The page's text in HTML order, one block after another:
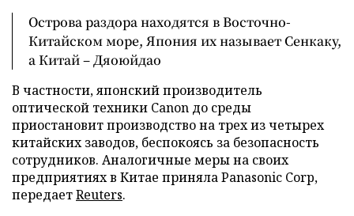
Острова раздора находятся в Восточно-
Китайском море, Япония их называет Сенкаку,
а Китай – Дяоюйдао
В частности, японский производитель
оптической техники Canon до среды
приостановит производство на трех из четырех
китайских заводов, беспокоясь за безопасность
сотрудников. Аналогичные меры на своих
предприятиях в Китае приняла Panasonic Corp,
передаетReuters.